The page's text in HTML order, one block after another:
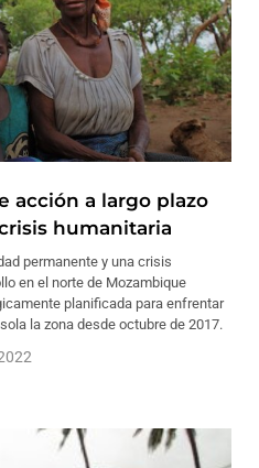
acción a largo plazo
humanitaria
permanente y una crisis
en el norte de Mozambique
planificada para enfrentar
la zona desde octubre de 2017.